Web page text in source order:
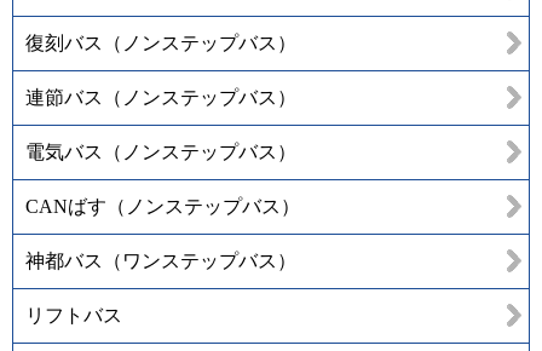
復刻バス（ノンステップバス）
連節バス（ノンステップバス）
電気バス（ノンステップバス）
CANばす（ノンステップバス）
神都バス（ワンステップバス）
リフトバス